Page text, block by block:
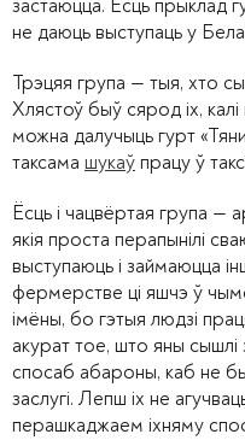
застаюцца. Ёсць прыклад
не даюць выступаць у
Трэцяя група — тыя, хто
Хлястоў быў сярод іх,
можна далучыць гурт
таксама шукаўпрацу ў
Ёсць і чацвёртая група —
якія проста перапынілі
выступаюць і займаюцца
фермерстве ці яшчэ ў
імёны, бо гэтыя людзі
акурат тое, што яны сышлі
спосаб абароны, каб не
заслугі. Лепш іх не
перашкаджаем іхняму